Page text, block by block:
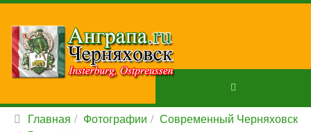
Главная Фотографии
Современный Черняховск